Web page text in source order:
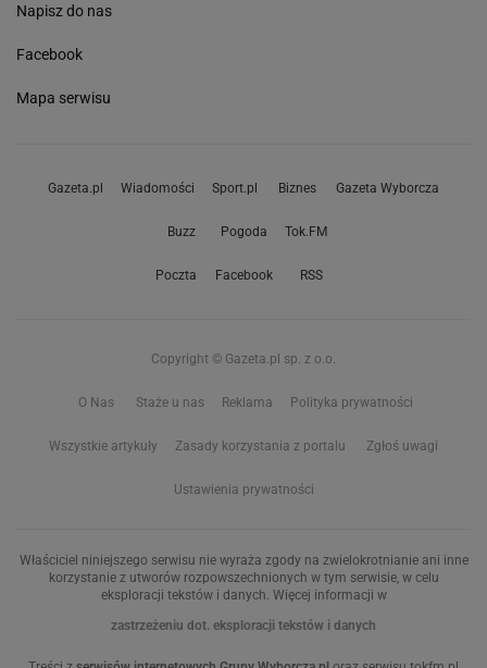
Napisz do nas
Facebook
Mapa serwisu
Gazeta.pl Wiadomości Sport.pl Biznes Gazeta Wyborcza
Buzz Pogoda Tok.FM
Poczta Facebook RSS
Copyright © Gazeta.pl sp. z o.o.
O Nas Staże u nas Reklama Polityka prywatności
Wszystkie artykuły Zasady korzystania z portalu Zgłoś uwagi
Ustawienia prywatności
Właściciel niniejszego serwisu nie wyraża zgody na zwielokrotnianie ani inne
korzystanie z utworów rozpowszechnionych w tym serwisie, w celu
eksploracji tekstów i danych. Więcej informacji w
zastrzeżeniu dot. eksploracji tekstów i danych